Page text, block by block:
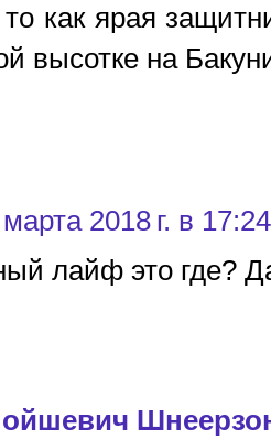
как ярая
высотке на
2018 г. в 17:24
лайф это где?